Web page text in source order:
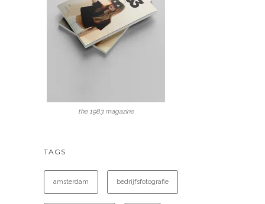
the 1983 magazine
TAGS
amsterdam bedrijfsfotografie